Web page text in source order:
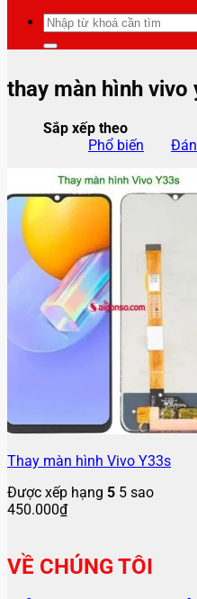
Tìm
kiếm:
thay màn hình vivo
Sắp xếp theo
Phổ biến
Thay màn hình Vivo Y33s
Được xếp hạng 5 5 sao
450.000₫
VỀ CHÚNG TÔI